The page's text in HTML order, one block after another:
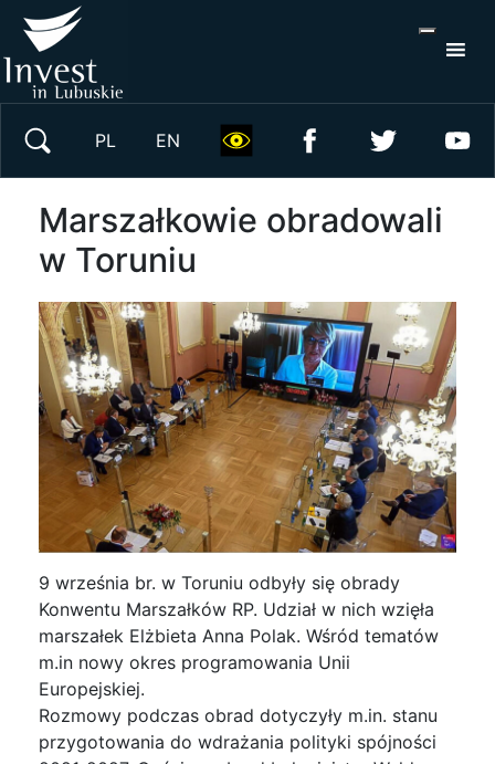
PL EN
Marszałkowie obradowali
w Toruniu
9 września br. w Toruniu odbyły się obrady
Konwentu Marszałków RP. Udział w nich wzięła
marszałek Elżbieta Anna Polak. Wśród tematów
m.in nowy okres programowania Unii
Europejskiej.
Rozmowy podczas obrad dotyczyły m.in. stanu
przygotowania do wdrażania polityki spójności
Wyszukaj w serwisie